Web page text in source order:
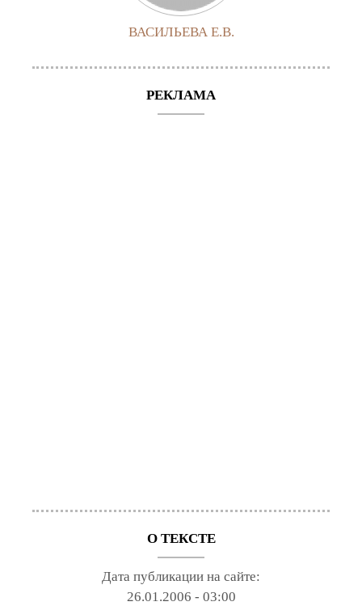
ВАСИЛЬЕВА Е.В.
РЕКЛАМА
О ТЕКСТЕ
Дата публикации на сайте:
26.01.2006 - 03:00